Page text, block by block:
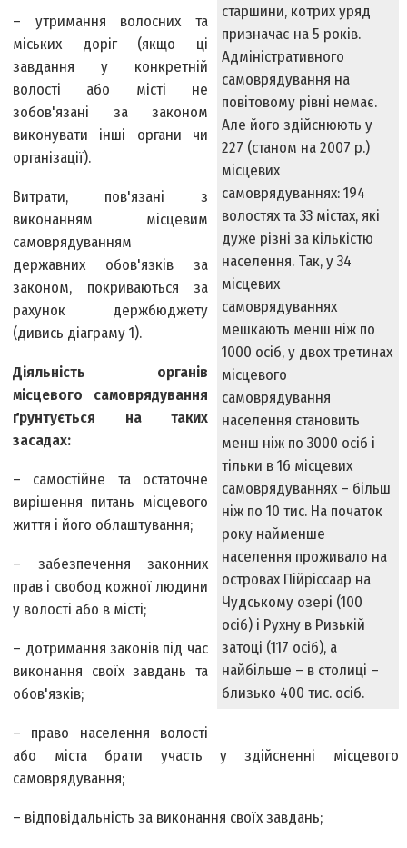
старшини, котрих уряд
призначає на 5 років.
Адміністративного
самоврядування на
повітовому рівні немає.
Але його здійснюють у
227 (станом на 2007 р.)
місцевих
самоврядуваннях: 194
волостях та 33 містах, які
дуже різні за кількістю
населення. Так, у 34
місцевих
самоврядуваннях
мешкають менш ніж по
1000 осіб, у двох третинах
місцевого
самоврядування
населення становить
менш ніж по 3000 осіб і
тільки в 16 місцевих
самоврядуваннях – більш
ніж по 10 тис. На початок
року найменше
населення проживало на
островах Пійріссаар на
Чудському озері (100
осіб) і Рухну в Ризькій
затоці (117 осіб), а
найбільше – в столиці –
близько 400 тис. осіб.
– утримання волосних та
міських доріг (якщо ці
завдання у конкретній
волості або місті не
зобов'язані за законом
виконувати інші органи чи
організації).
Витрати, пов'язані з
виконанням місцевим
самоврядуванням
державних обов'язків за
законом, покриваються за
рахунок держбюджету
(дивись діаграму 1).
Діяльність органів
місцевого самоврядування
ґрунтується на таких
засадах:
– самостійне та остаточне
вирішення питань місцевого
життя і його облаштування;
– забезпечення законних
прав і свобод кожної людини
у волості або в місті;
– дотримання законів під час
виконання своїх завдань та
обов'язків;
– право населення волості
або міста брати участь у здійсненні місцевого
самоврядування;
– відповідальність за виконання своїх завдань;